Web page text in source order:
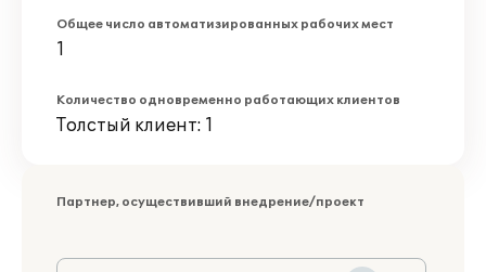
Общее число автоматизированных рабочих мест
1
Количество одновременно работающих клиентов
Толстый клиент: 1
Партнер, осуществивший внедрение/проект